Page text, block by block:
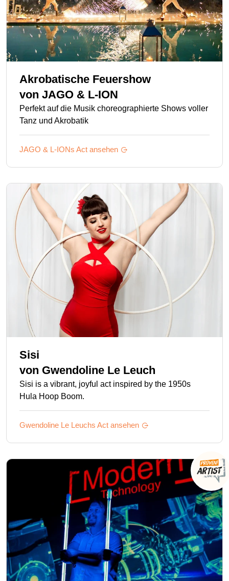
Akrobatische Feuershow
von JAGO & L-ION
Perfekt auf die Musik choreographierte Shows voller
Tanz und Akrobatik
JAGO & L-IONs Act ansehen
Sisi
von Gwendoline Le Leuch
Sisi is a vibrant, joyful act inspired by the 1950s
Hula Hoop Boom.
Gwendoline Le Leuchs Act ansehen